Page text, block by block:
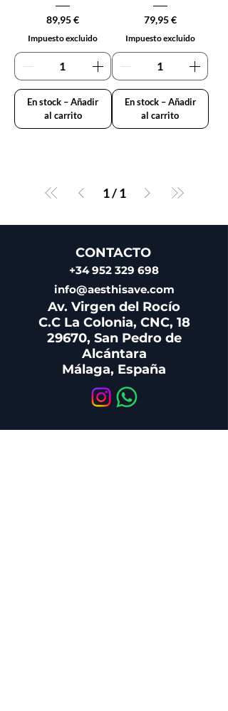
Precio
89,95 €
Impuesto excluido
En stock – Añadir
al carrito
Precio
79,95 €
Impuesto excluido
En stock – Añadir
al carrito
1/ 1
CONTACTO
+34 952 329 698
info@aesthisave.com
Av. Virgen del Rocío
C.C La Colonia, CNC, 18
29670, San Pedro de
Alcántara
Málaga, España